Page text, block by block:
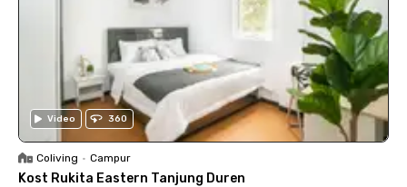
Video 360
Coliving • Campur
Kost Rukita Eastern Tanjung Duren